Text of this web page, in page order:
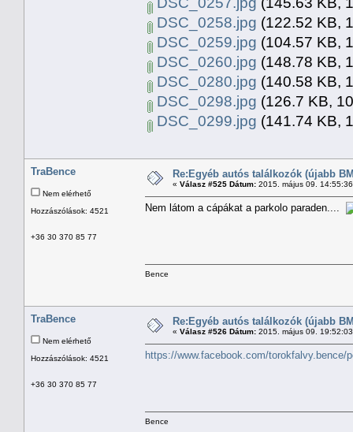
DSC_0258.jpg (122.52 KB,
DSC_0259.jpg (104.57 KB,
DSC_0260.jpg (148.78 KB,
DSC_0280.jpg (140.58 KB,
DSC_0298.jpg (126.7 KB,
DSC_0299.jpg (141.74 KB,
TraBence
Nem elérhető
Hozzászólások: 4521
+36 30 370 85 77
Re:Egyéb autós találkozók (újabb
« Válasz #525 Dátum: 2015. május 09.
Nem látom a cápákat a parkolo paraden....
Bence
TraBence
Nem elérhető
Hozzászólások: 4521
+36 30 370 85 77
Re:Egyéb autós találkozók (újabb
« Válasz #526 Dátum: 2015. május 09.
https://www.facebook.com/torokfalvy.bence/
Bence